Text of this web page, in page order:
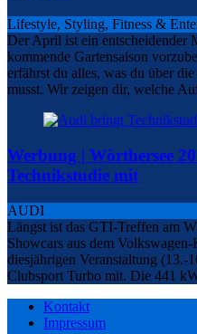
Lifestyle, Styling, Fitness &
Der April ist ein entscheidender
kommende Gartensaison
erfährst du alles, was du über
musst. Wir zeigen dir, welche
Werbung | Wörthersee
Technikstudie mit
AUDI
Längst ist das GTI-Treffen am
Showcars aus dem
diesjährigen Veranstaltung
Clubsport Turbo mit. Die 441
Kontakt
Impressum